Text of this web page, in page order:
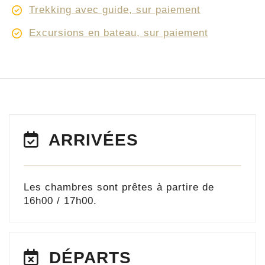
Trekking avec guide, sur paiement
Excursions en bateau, sur paiement
ARRIVÉES
Les chambres sont prêtes à partire de
16h00 / 17h00.
DÉPARTS